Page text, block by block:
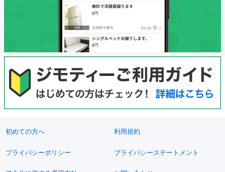
初めての方へ 利用規約
プライバシーポリシー プライバシーステートメント